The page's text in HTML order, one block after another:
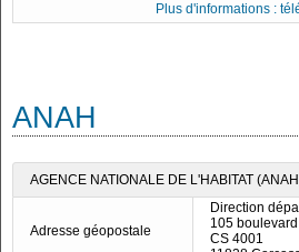
Plus d'informations :
ANAH
AGENCE NATIONALE DE L'HABITAT
Adresse géopostale
Direction
105
CS 4001